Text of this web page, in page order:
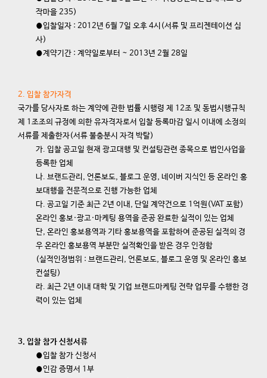
작마을 235)
⦁입찰일자 : 2012년 6월 7일 오후 4시(서류 및 프리젠테이션 심
사)
⦁계약기간 : 계약일로부터 ~ 2013년 2월 28일
2. 입찰 참가자격
국가를 당사자로 하는 계약에 관한 법률 시행령 제 12조 및 동법시행규칙
제 1조조의 규정에 의한 유자격자로서 입찰 등록마감 일시 이내에 소정의
서류를 제출한자(서류 불충분시 자격 박탈)
가. 입찰 공고일 현재 광고대행 및 컨설팅관련 종목으로 법인사업을
등록한 업체
나. 브랜드관리, 언론보도, 블로그 운영, 네이버 지식인 등 온라인 홍
보대행을 전문적으로 진행 가능한 업체
다. 공고일 기준 최근 2년 이내, 단일 계약건으로 1억원(VAT 포함)
온라인 홍보·광고·마케팅 용역을 준공 완료한 실적이 있는 업체
단, 온라인 홍보용역과 기타 홍보용역을 포함하여 준공된 실적의 경
우 온라인 홍보용역 부분만 실적확인을 받은 경우 인정함
(실적인정범위 : 브랜드관리, 언론보도, 블로그 운영 및 온라인 홍보
컨설팅)
라. 최근 2년 이내 대학 및 기업 브랜드마케팅 전략 업무를 수행한 경
력이 있는 업체
3. 입찰 참가 신청서류
⦁입찰 참가 신청서
⦁인감 증명서 1부